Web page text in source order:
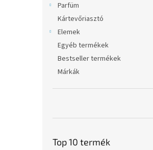
Parfüm
Kártevőriasztó
Elemek
Egyéb termékek
Bestseller termékek
Márkák
Top 10 termék